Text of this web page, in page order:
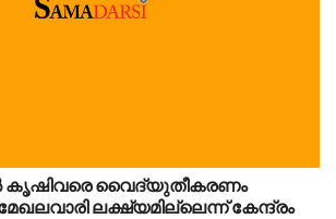
കൃഷിവരെ വൈദ്യുതീകരണം
ലക്ഷ്യമില്ലെന്ന് കേന്ദ്രം